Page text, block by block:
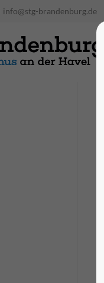
info@stg-brandenburg.de